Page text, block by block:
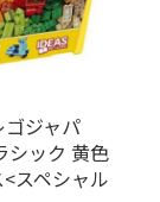
ゴジャパ
シック 黄色
スペシャル